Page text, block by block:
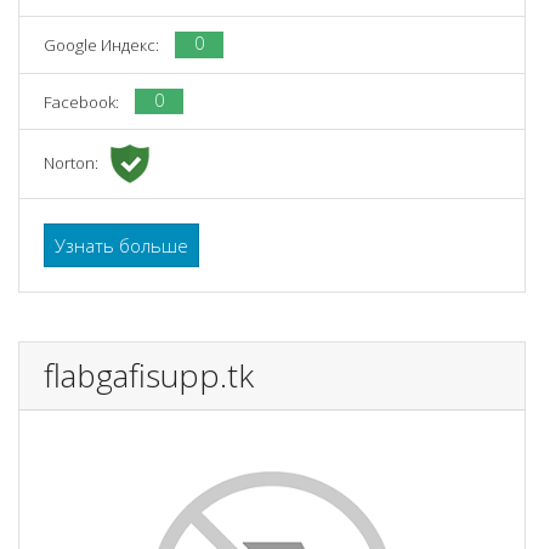
Google Индекс: 0
Facebook: 0
Norton:
Узнать больше
flabgafisupp.tk